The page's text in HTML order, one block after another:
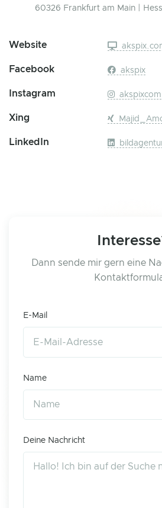
60326 Frankfurt am Main |
Website
Facebook akspix
Instagram akspixcom
Xing
LinkedIn
Dann sende mir gern eine
E-Mail
Name
Deine Nachricht